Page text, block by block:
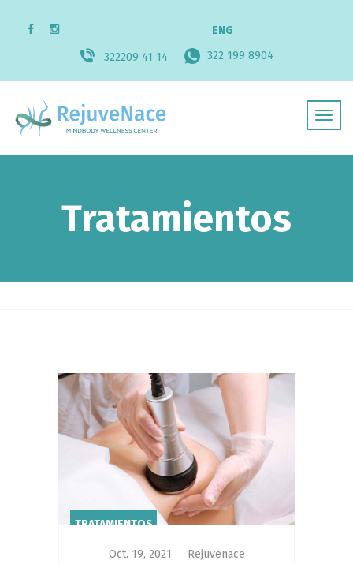
ENG
322209 41 14
322 199 8904
Tratamientos
TRATAMIENTOS
Oct. 19, 2021 Rejuvenace